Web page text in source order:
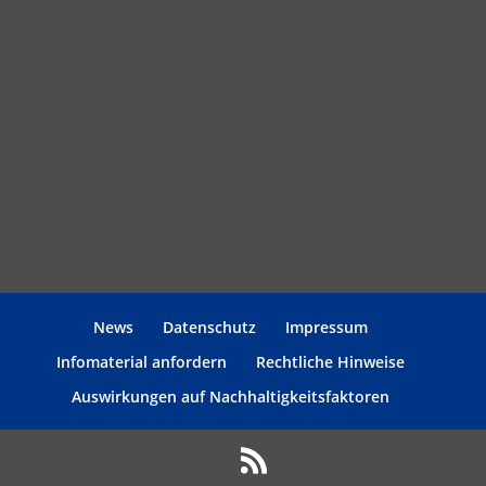
News Datenschutz
Impressum
Infomaterial anfordern
Rechtliche Hinweise
Auswirkungen auf Nachhaltigkeitsfaktoren